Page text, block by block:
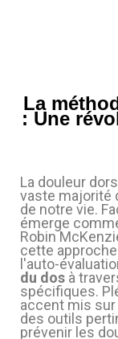
La
: Une
La douleur
vaste majorité
de notre vie.
émerge
Robin
cette
l'auto-
du dos à
spécifiques.
accent mis
des outils
prévenir les